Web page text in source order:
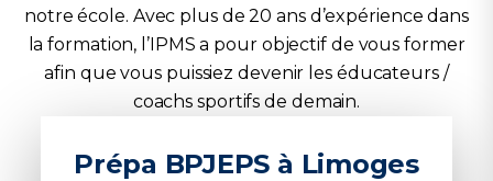
notre école. Avec plus de 20 ans d’expérience dans
la formation, l’IPMS a pour objectif de vous former
afin que vous puissiez devenir les éducateurs /
coachs sportifs de demain.
Prépa BPJEPS à Limoges